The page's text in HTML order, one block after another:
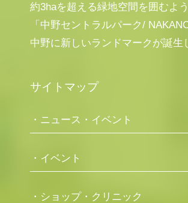
約3haを超える緑地空間を囲むよ
「中野セントラルパーク/
中野に新しいランドマークが誕生
サイトマップ
・ニュース・イベント
・イベント
・ショップ・クリニック